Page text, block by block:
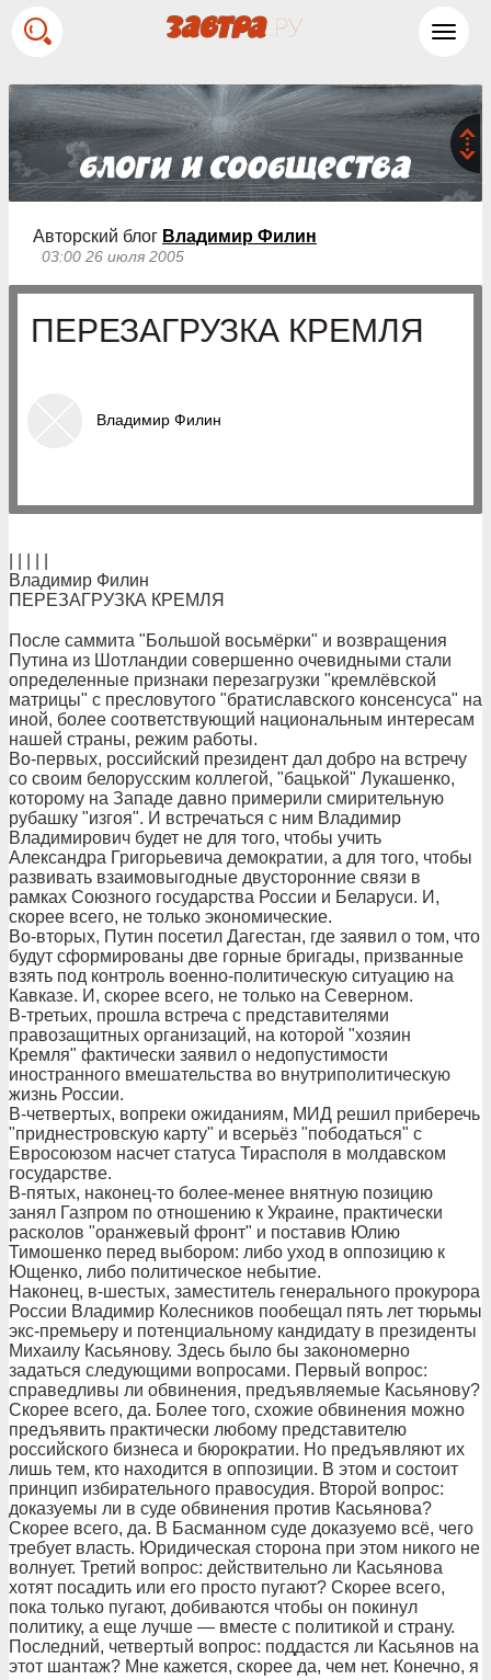
Авторский блог Владимир Филин
03:00 26 июля 2005
ПЕРЕЗАГРУЗКА КРЕМЛЯ
Владимир Филин
Владимир Филин
ПЕРЕЗАГРУЗКА КРЕМЛЯ
После саммита "Большой восьмёрки" и возвращения
Путина из Шотландии совершенно очевидными стали
определенные признаки перезагрузки "кремлёвской
матрицы" с пресловутого "братиславского консенсуса" на
иной, более соответствующий национальным интересам
нашей страны, режим работы.
Во-первых, российский президент дал добро на встречу
со своим белорусским коллегой, "бацькой" Лукашенко,
которому на Западе давно примерили смирительную
рубашку "изгоя". И встречаться с ним Владимир
Владимирович будет не для того, чтобы учить
Александра Григорьевича демократии, а для того, чтобы
развивать взаимовыгодные двусторонние связи в
рамках Союзного государства России и Беларуси. И,
скорее всего, не только экономические.
Во-вторых, Путин посетил Дагестан, где заявил о том, что
будут сформированы две горные бригады, призванные
взять под контроль военно-политическую ситуацию на
Кавказе. И, скорее всего, не только на Северном.
В-третьих, прошла встреча с представителями
правозащитных организаций, на которой "хозяин
Кремля" фактически заявил о недопустимости
иностранного вмешательства во внутриполитическую
жизнь России.
В-четвертых, вопреки ожиданиям, МИД решил приберечь
"приднестровскую карту" и всерьёз "пободаться" с
Евросоюзом насчет статуса Тирасполя в молдавском
государстве.
В-пятых, наконец-то более-менее внятную позицию
занял Газпром по отношению к Украине, практически
расколов "оранжевый фронт" и поставив Юлию
Тимошенко перед выбором: либо уход в оппозицию к
Ющенко, либо политическое небытие.
Наконец, в-шестых, заместитель генерального прокурора
России Владимир Колесников пообещал пять лет тюрьмы
экс-премьеру и потенциальному кандидату в президенты
Михаилу Касьянову. Здесь было бы закономерно
задаться следующими вопросами. Первый вопрос:
справедливы ли обвинения, предъявляемые Касьянову?
Скорее всего, да. Более того, схожие обвинения можно
предъявить практически любому представителю
российского бизнеса и бюрократии. Но предъявляют их
лишь тем, кто находится в оппозиции. В этом и состоит
принцип избирательного правосудия. Второй вопрос:
доказуемы ли в суде обвинения против Касьянова?
Скорее всего, да. В Басманном суде доказуемо всё, чего
требует власть. Юридическая сторона при этом никого не
волнует. Третий вопрос: действительно ли Касьянова
хотят посадить или его просто пугают? Скорее всего,
пока только пугают, добиваются чтобы он покинул
политику, а еще лучше — вместе с политикой и страну.
Последний, четвертый вопрос: поддастся ли Касьянов на
этот шантаж? Мне кажется, скорее да, чем нет. Конечно, я